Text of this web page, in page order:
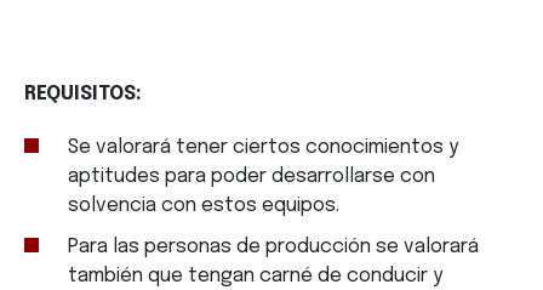
REQUISITOS:
Se valorará tener ciertos conocimientos y
aptitudes para poder desarrollarse con
solvencia con estos equipos.
Para las personas de producción se valorará
también que tengan carné de conducir y